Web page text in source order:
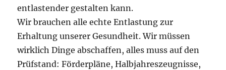
entlastender gestalten kann.
Wir brauchen alle echte Entlastung zur
Erhaltung unserer Gesundheit. Wir müssen
wirklich Dinge abschaffen, alles muss auf den
Prüfstand: Förderpläne, Halbjahreszeugnisse,